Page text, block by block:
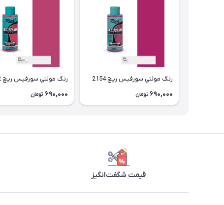
رنگ مولتي سورفیس ریچ 2154
690,000 تومان
رنگ مولتي سورفیس ریچ 2152
690,000 تومان
قیمت شگفت‌انگیز